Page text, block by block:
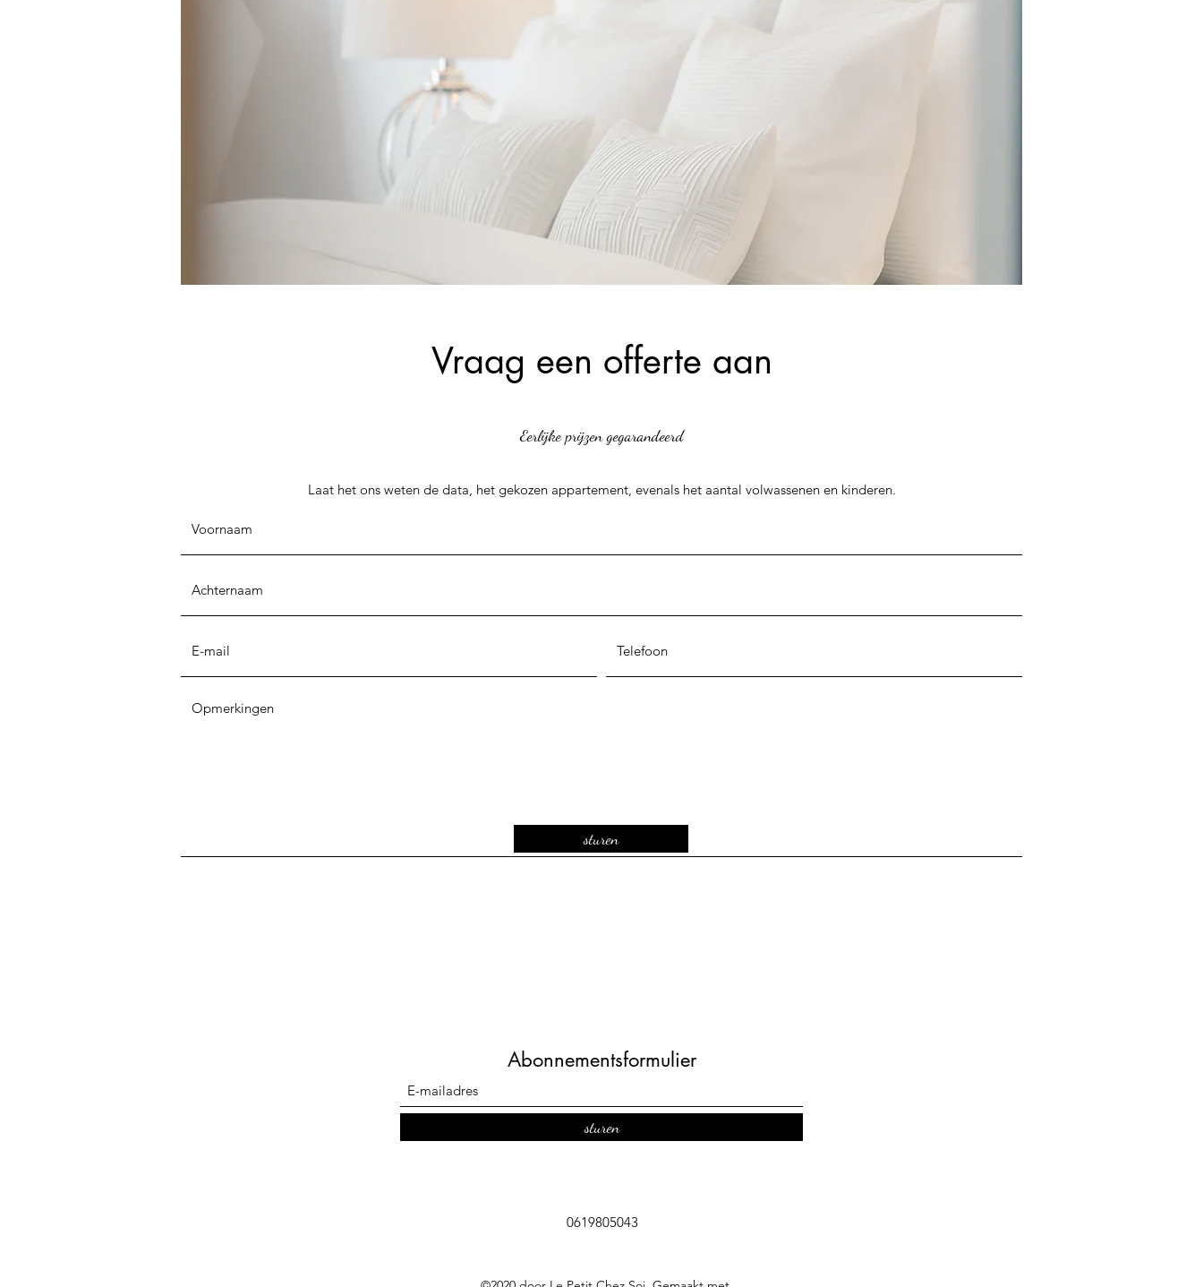
Vraag een offerte aan
Eerlijke prijzen gegarandeerd
Laat het ons weten de data, het gekozen appartement, evenals het aantal volwassenen en kinderen.
sturen
Abonnementsformulier
sturen
0619805043